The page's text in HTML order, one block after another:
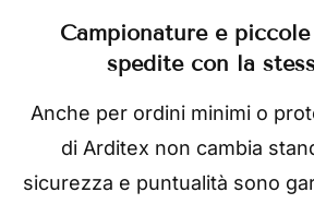
Campionature e
spedite con la
Anche per ordini minimi o
di Arditex non cambia
sicurezza e puntualità sono